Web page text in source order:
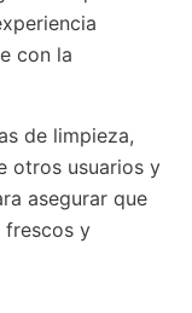
con la
de limpieza,
otros usuarios y
asegurar que
frescos y